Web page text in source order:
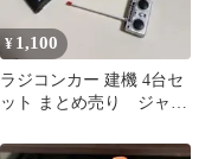
¥ 1,100
ラジコンカー 建機 4台セ
ット まとめ売り ジャン